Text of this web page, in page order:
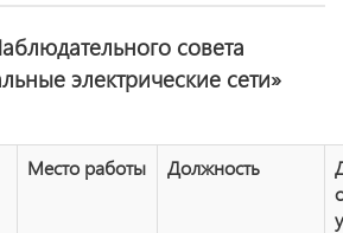
совета
электрические сети»
Место работы Должность